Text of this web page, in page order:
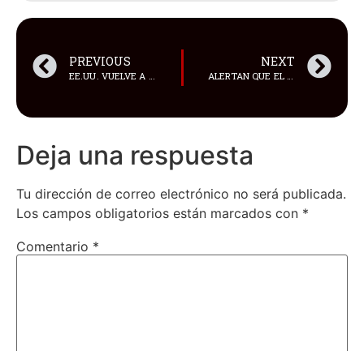
PREVIOUS
EE.UU. VUELVE A SER MIEMBRO DE PLENO DE LA UNESCO
NEXT
ALERTAN QUE EL DERECHO A LA PROPIEDAD PRIVADA EN LA REGIÓN ESTÁ EN RIESGO POR EL SOCIALISMO DEL SIGLO XXI
Deja una respuesta
Tu dirección de correo electrónico no será publicada.
Los campos obligatorios están marcados con *
Comentario *